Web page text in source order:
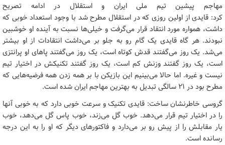
مهاجم پیشین تیم ملی ایران و استقلال در ادامه تصریح
کرد: قایدی از اولین روزی که در استقلال مطرح شد با وجود استعداد خوبی که
داشت، همواره مورد انتقاد قرار می‌گرفت و خیلی‌ها نسبت به آینده او خوشبین
نبودند. هر گاه قایدی یک گام رو به جلو بر می‌داشت انتقادات از او بیشتر
می‌شد. یک روز می‌گفتند قدش کوتاه است، یک روز می‌گفتند پاهای او پرانتزی
است، یک روز گفتند وزنش کم است، یک روز گفتند تکنیکش در اختیار تیم
نیست و غیره. اما حالا می‌بینیم این بازیکن با بر همه زدن همه فرضیه‌هایی که
مطرح بود در ۲۱ سالگی تبدیل به بهترین مهاجم ایران شده است.
گروسی خاطرنشان ساخت: قایدی تکنیک و سرعت خوبی دارد که به خوبی آنها
را در اختیار تیم قرار می‌دهد. خوب گل می‌زند، خوب پاس گل می‌دهد، خوب
یار مقابلش را از پیش رو بر می‌دارد و فاکتورهای دیگر که او را به این درجه
رسانده است.